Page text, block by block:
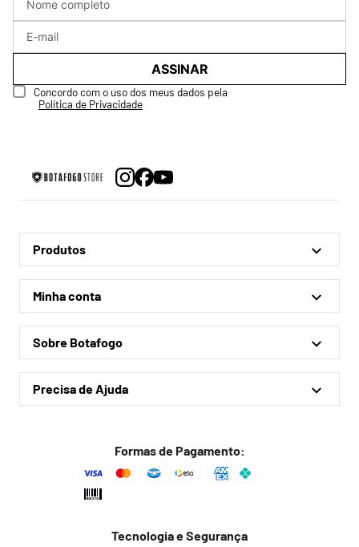
ASSINAR
Concordo com o uso dos meus dados pela
Política de Privacidade
Produtos
Linha Oficial
Treino e Viagem
Coleções
Minha conta
Minha conta
Meus pedidos
Sobre Botafogo
Quem somos
Lojas físicas
Precisa de Ajuda
Trocas e devoluções
Formas de Pagamento:
Tecnologia e Segurança